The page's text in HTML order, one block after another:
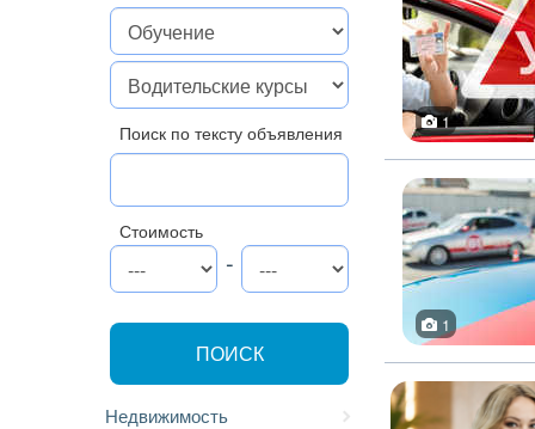
Поиск по тексту объявления
Стоимость
-
ПОИСК
Недвижимость
1
1